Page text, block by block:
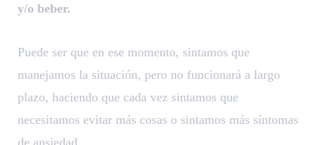
y/o beber.
Puede ser que en ese momento, sintamos que
manejamos la situación, pero no funcionará a largo
plazo, haciendo que cada vez sintamos que
necesitamos evitar más cosas o sintamos más síntomas
de ansiedad.